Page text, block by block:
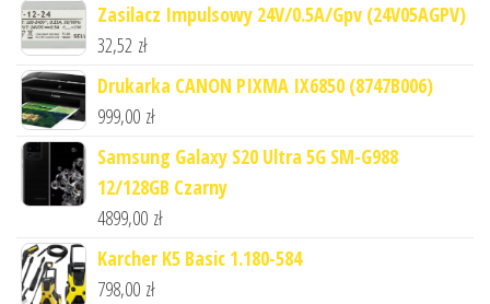
Zasilacz Impulsowy 24V/0.5A/Gpv (24V05AGPV)
32,52 zł
Drukarka CANON PIXMA IX6850 (8747B006)
999,00 zł
Samsung Galaxy S20 Ultra 5G SM-G988
12/128GB Czarny
4899,00 zł
Karcher K5 Basic 1.180-584
798,00 zł